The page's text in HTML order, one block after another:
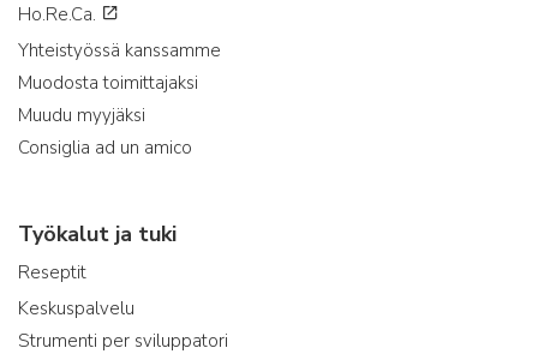
Ho.Re.Ca.
Yhteistyössä kanssamme
Muodosta toimittajaksi
Muudu myyjäksi
Consiglia ad un amico
Työkalut ja tuki
Reseptit
Keskuspalvelu
Strumenti per sviluppatori